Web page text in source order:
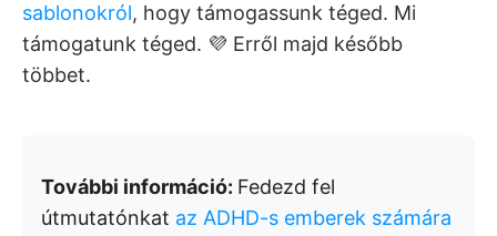
sablonokról, hogy támogassunk téged. Mi
támogatunk téged. 💜 Erről majd később
többet.
További információ: Fedezd fel
útmutatónkat az ADHD-s emberek számára